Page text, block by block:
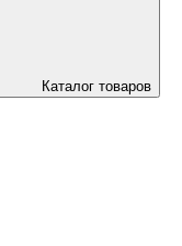
Каталог товаров